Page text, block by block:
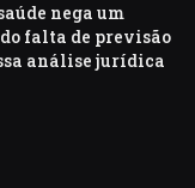
nega um
falta de previsão
análise jurídica